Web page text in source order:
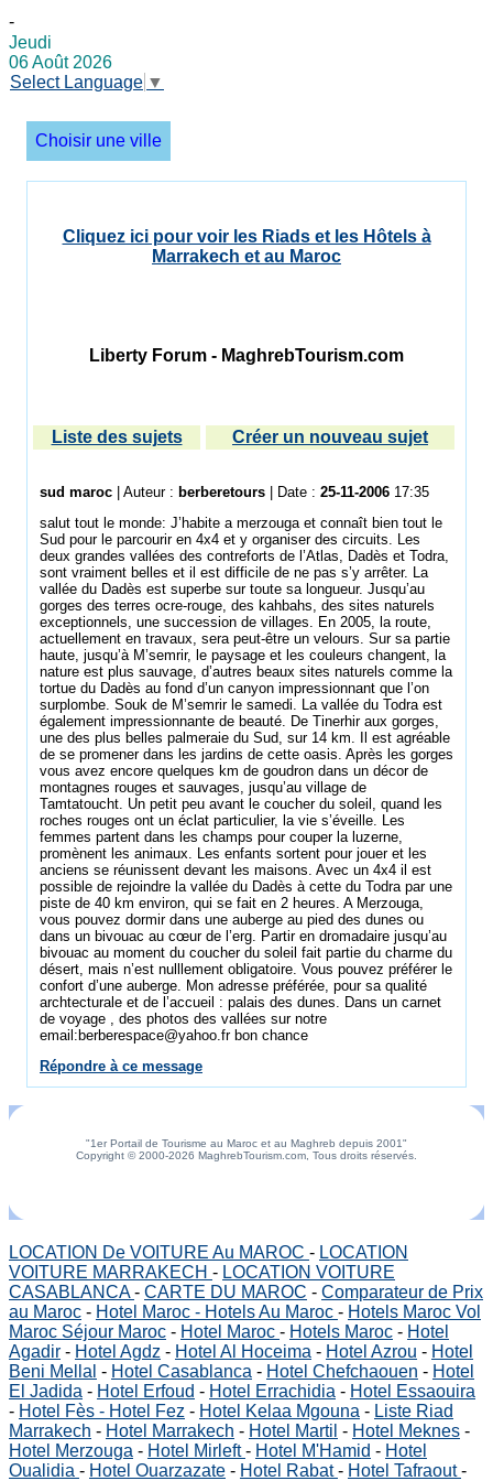
-
Jeudi
06 Août 2026
Select Language ▼
Choisir une ville
Cliquez ici pour voir les Riads et les Hôtels à
Marrakech et au Maroc
Liberty Forum - MaghrebTourism.com
Liste des sujets Créer un nouveau sujet
sud maroc | Auteur : berberetours | Date : 25-11-2006 17:35
salut tout le monde: J’habite a merzouga et connaît bien tout le
Sud pour le parcourir en 4x4 et y organiser des circuits. Les
deux grandes vallées des contreforts de l’Atlas, Dadès et Todra,
sont vraiment belles et il est difficile de ne pas s’y arrêter. La
vallée du Dadès est superbe sur toute sa longueur. Jusqu’au
gorges des terres ocre-rouge, des kahbahs, des sites naturels
exceptionnels, une succession de villages. En 2005, la route,
actuellement en travaux, sera peut-être un velours. Sur sa partie
haute, jusqu’à M’semrir, le paysage et les couleurs changent, la
nature est plus sauvage, d’autres beaux sites naturels comme la
tortue du Dadès au fond d’un canyon impressionnant que l’on
surplombe. Souk de M’semrir le samedi. La vallée du Todra est
également impressionnante de beauté. De Tinerhir aux gorges,
une des plus belles palmeraie du Sud, sur 14 km. Il est agréable
de se promener dans les jardins de cette oasis. Après les gorges
vous avez encore quelques km de goudron dans un décor de
montagnes rouges et sauvages, jusqu’au village de
Tamtatoucht. Un petit peu avant le coucher du soleil, quand les
roches rouges ont un éclat particulier, la vie s’éveille. Les
femmes partent dans les champs pour couper la luzerne,
promènent les animaux. Les enfants sortent pour jouer et les
anciens se réunissent devant les maisons. Avec un 4x4 il est
possible de rejoindre la vallée du Dadès à cette du Todra par une
piste de 40 km environ, qui se fait en 2 heures. A Merzouga,
vous pouvez dormir dans une auberge au pied des dunes ou
dans un bivouac au cœur de l’erg. Partir en dromadaire jusqu’au
bivouac au moment du coucher du soleil fait partie du charme du
désert, mais n’est nulllement obligatoire. Vous pouvez préférer le
confort d’une auberge. Mon adresse préférée, pour sa qualité
archtecturale et de l’accueil : palais des dunes. Dans un carnet
de voyage , des photos des vallées sur notre
email:berberespace@yahoo.fr bon chance
Répondre à ce message
"1er Portail de Tourisme au Maroc et au Maghreb depuis 2001"
Copyright © 2000-2026 MaghrebTourism.com, Tous droits réservés.
LOCATION De VOITURE Au MAROC - LOCATION
VOITURE MARRAKECH - LOCATION VOITURE
CASABLANCA- CARTE DU MAROC - Comparateur de Prix
au Maroc - Hotel Maroc - Hotels Au Maroc - Hotels Maroc Vol
Maroc Séjour Maroc - Hotel Maroc - Hotels Maroc - Hotel
Agadir - Hotel Agdz - Hotel Al Hoceima - Hotel Azrou - Hotel
Beni Mellal - Hotel Casablanca - Hotel Chefchaouen - Hotel
El Jadida - Hotel Erfoud - Hotel Errachidia - Hotel Essaouira
- Hotel Fès - Hotel Fez - Hotel Kelaa Mgouna - Liste Riad
Marrakech - Hotel Marrakech - Hotel Martil - Hotel Meknes -
Hotel Merzouga - Hotel Mirleft- Hotel M'Hamid - Hotel
Oualidia - Hotel Ouarzazate - Hotel Rabat- Hotel Tafraout-